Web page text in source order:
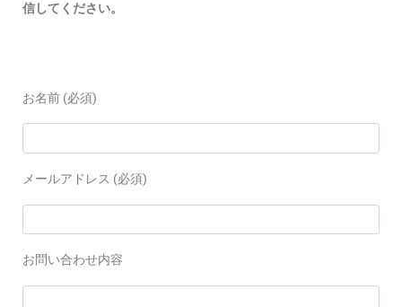
信してください。
お名前 (必須)
メールアドレス (必須)
お問い合わせ内容